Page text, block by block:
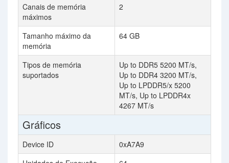
Canais de memória
máximos
2
Tamanho máximo da
memória
64 GB
Tipos de memória
suportados
Up to DDR5 5200 MT/s,
Up to DDR4 3200 MT/s,
Up to LPDDR5/x 5200
MT/s, Up to LPDDR4x
4267 MT/s
Gráficos
Device ID
0xA7A9